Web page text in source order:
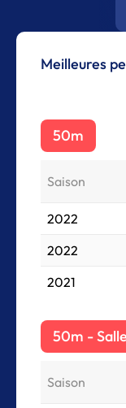
Meilleures
50m
Saison
2022
2022
2021
50m - Salle
Saison